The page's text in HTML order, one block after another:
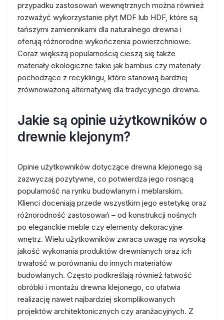
przypadku zastosowań wewnętrznych można również
rozważyć wykorzystanie płyt MDF lub HDF, które są
tańszymi zamiennikami dla naturalnego drewna i
oferują różnorodne wykończenia powierzchniowe.
Coraz większą popularnością cieszą się także
materiały ekologiczne takie jak bambus czy materiały
pochodzące z recyklingu, które stanowią bardziej
zrównoważoną alternatywę dla tradycyjnego drewna.
Jakie są opinie użytkowników o
drewnie klejonym?
Opinie użytkowników dotyczące drewna klejonego są
zazwyczaj pozytywne, co potwierdza jego rosnącą
popularność na rynku budowlanym i meblarskim.
Klienci doceniają przede wszystkim jego estetykę oraz
różnorodność zastosowań – od konstrukcji nośnych
po eleganckie meble czy elementy dekoracyjne
wnętrz. Wielu użytkowników zwraca uwagę na wysoką
jakość wykonania produktów drewnianych oraz ich
trwałość w porównaniu do innych materiałów
budowlanych. Często podkreślają również łatwość
obróbki i montażu drewna klejonego, co ułatwia
realizację nawet najbardziej skomplikowanych
projektów architektonicznych czy aranżacyjnych. Z